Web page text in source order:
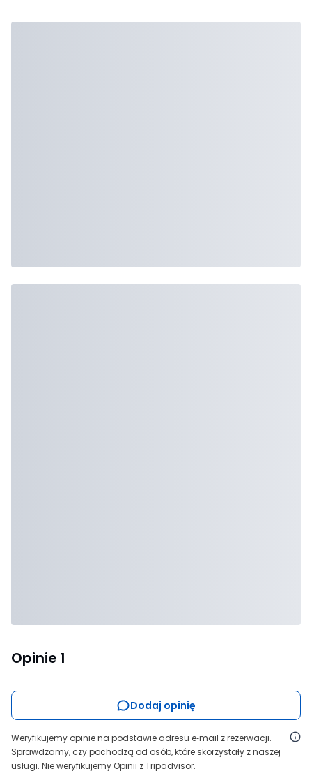
Opinie 1
Dodaj opinię
Weryfikujemy opinie na podstawie adresu e‑mail z rezerwacji.
Sprawdzamy, czy pochodzą od osób, które skorzystały z naszej
usługi. Nie weryfikujemy Opinii z Tripadvisor.